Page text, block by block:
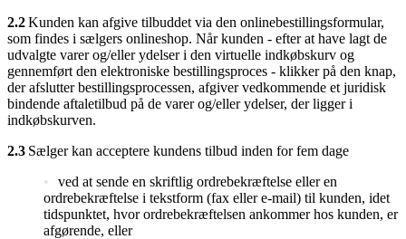
2.2Kunden kan afgive tilbuddet via den onlinebestillingsformular,
som findes i sælgers onlineshop. Når kunden - efter at have lagt de
udvalgte varer og/eller ydelser i den virtuelle indkøbskurv og
gennemført den elektroniske bestillingsproces - klikker på den knap,
der afslutter bestillingsprocessen, afgiver vedkommende et juridisk
bindende aftaletilbud på de varer og/eller ydelser, der ligger i
indkøbskurven.
2.3 Sælger kan acceptere kundens tilbud inden for fem dage
ved at sende en skriftlig ordrebekræftelse eller en
ordrebekræftelse i tekstform (fax eller e-mail) til kunden, idet
tidspunktet, hvor ordrebekræftelsen ankommer hos kunden, er
afgørende, eller